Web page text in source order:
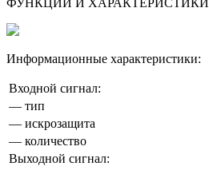
ФУНКЦИИ И ХАРАКТЕРИСТИКИ
Информационные характеристики:
Входной сигнал:
— тип
— искрозащита
— количество
Выходной сигнал: